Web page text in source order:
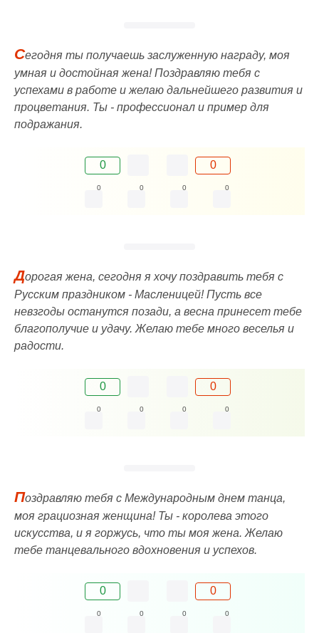
Сегодня ты получаешь заслуженную награду, моя
умная и достойная жена! Поздравляю тебя с
успехами в работе и желаю дальнейшего развития и
процветания. Ты - профессионал и пример для
подражания.
0 0
0 0 0 0
Дорогая жена, сегодня я хочу поздравить тебя с
Русским праздником - Масленицей! Пусть все
невзгоды останутся позади, а весна принесет тебе
благополучие и удачу. Желаю тебе много веселья и
радости.
0 0
0 0 0 0
Поздравляю тебя с Международным днем танца,
моя грациозная женщина! Ты - королева этого
искусства, и я горжусь, что ты моя жена. Желаю
тебе танцевального вдохновения и успехов.
0 0
0 0 0 0